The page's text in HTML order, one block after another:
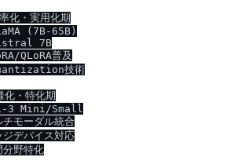
・実用化期
(7B-65B)
7B
QLoRA普及
技術
・特化期
3 Mini/Small
モーダル統合
デバイス対応